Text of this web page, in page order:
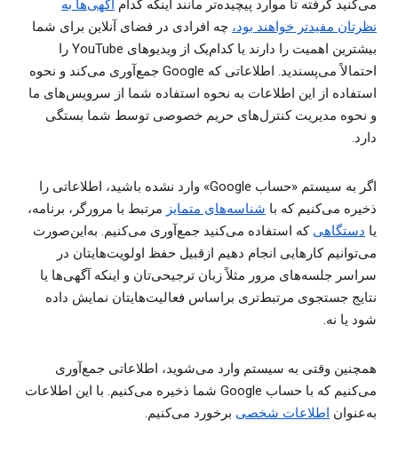
می‌کنید گرفته تا موارد پیچیده‌تر مانند اینکه کدام آگهی‌ها به
نظرتان مفیدتر خواهند بود، چه افرادی در فضای آنلاین برای شما
بیشترین اهمیت را دارند یا کدام‌یک از ویدیوهای YouTube را
احتمالاً می‌پسندید. اطلاعاتی که Google جمع‌آوری می‌کند و نحوه
استفاده از این اطلاعات به نحوه استفاده شما از سرویس‌های ما
و نحوه مدیریت کنترل‌های حریم خصوصی توسط شما بستگی
دارد.
اگر به سیستم «حساب Google» وارد نشده باشید، اطلاعاتی را
ذخیره می‌کنیم که با شناسه‌های متمایز مرتبط با مرورگر، برنامه،
یا دستگاهی که استفاده می‌کنید جمع‌آوری می‌کنیم. به‌این‌صورت
می‌توانیم کارهایی انجام دهیم ازقبیل حفظ اولویت‌هایتان در
سراسر جلسه‌های مرور مثلاً زبان ترجیحی‌تان و اینکه آگهی‌ها یا
نتایج جستجوی مرتبط‌تری براساس فعالیت‌هایتان نمایش داده
شود یا نه.
همچنین وقتی به سیستم وارد می‌شوید، اطلاعاتی جمع‌آوری
می‌کنیم که با حساب Google شما ذخیره می‌کنیم. با این اطلاعات
به‌عنوان اطلاعات شخصی برخورد می‌کنیم.